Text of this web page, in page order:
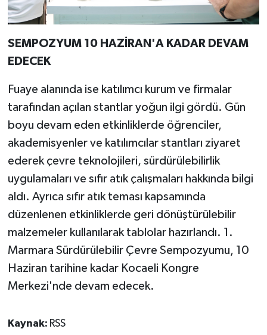
SEMPOZYUM 10 HAZİRAN'A KADAR DEVAM
EDECEK
Fuaye alanında ise katılımcı kurum ve firmalar
tarafından açılan stantlar yoğun ilgi gördü. Gün
boyu devam eden etkinliklerde öğrenciler,
akademisyenler ve katılımcılar stantları ziyaret
ederek çevre teknolojileri, sürdürülebilirlik
uygulamaları ve sıfır atık çalışmaları hakkında bilgi
aldı. Ayrıca sıfır atık teması kapsamında
düzenlenen etkinliklerde geri dönüştürülebilir
malzemeler kullanılarak tablolar hazırlandı. 1.
Marmara Sürdürülebilir Çevre Sempozyumu, 10
Haziran tarihine kadar Kocaeli Kongre
Merkezi'nde devam edecek.
Kaynak: RSS